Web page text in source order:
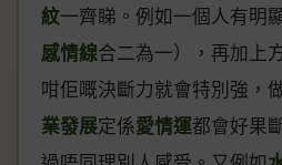
紋一齊睇。例如一個人有明
感情線合二為一），再加上
咁佢嘅決斷力就會特別強，
業發展定係愛情運都會好果